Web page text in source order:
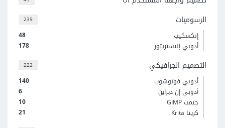
239 الرسوميات
48
إنكسكيب
178
أدوبي إليستريتور
222 التصميم الجرافيكي
140
أدوبي فوتوشوب
6
أدوبي إن ديزاين
10
جيمب GIMP
21
كريتا Krita